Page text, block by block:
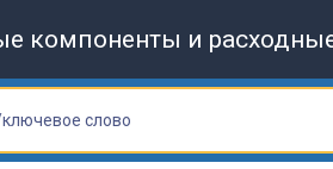
компоненты и